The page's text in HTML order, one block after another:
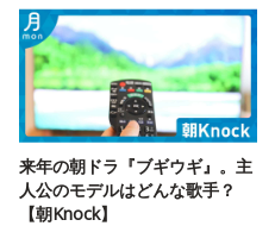
来年の朝ドラ『ブギウギ』。主
人公のモデルはどんな歌手？
【朝Knock】